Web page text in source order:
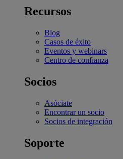
Recursos
Blog
Casos de éxito
Eventos y webinars
Centro de confianza
Socios
Asóciate
Encontrar un socio
Socios de integración
Soporte